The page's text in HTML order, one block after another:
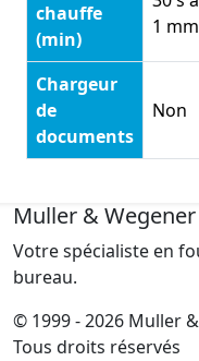
chauffe
(min)
1 mm
Chargeur
de
documents
Non
Muller & Wegener
Votre spécialiste en
bureau.
© 1999 - 2026 Muller
Tous droits réservés